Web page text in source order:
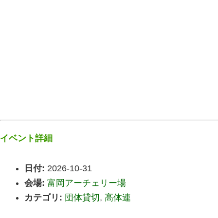
イベント詳細
日付: 2026-10-31
会場: 富岡アーチェリー場
カテゴリ: 団体貸切 , 高体連